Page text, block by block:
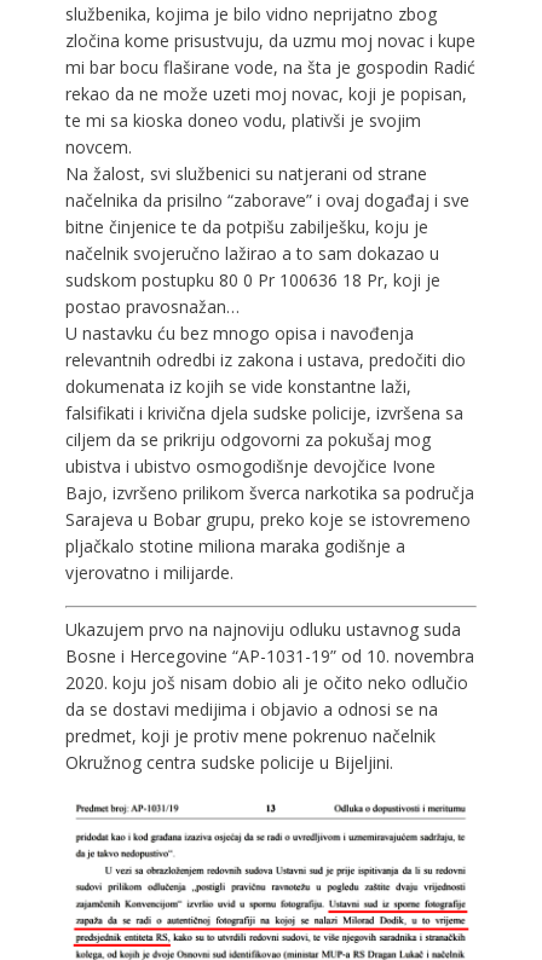
službenika, kojima je bilo vidno neprijatno zbog
zločina kome prisustvuju, da uzmu moj novac i kupe
mi bar bocu flaširane vode, na šta je gospodin Radić
rekao da ne može uzeti moj novac, koji je popisan,
te mi sa kioska doneo vodu, plativši je svojim
novcem.
Na žalost, svi službenici su natjerani od strane
načelnika da prisilno “zaborave” i ovaj događaj i sve
bitne činjenice te da potpišu zabilješku, koju je
načelnik svojeručno lažirao a to sam dokazao u
sudskom postupku 80 0 Pr 100636 18 Pr, koji je
postao pravosnažan…
U nastavku ću bez mnogo opisa i navođenja
relevantnih odredbi iz zakona i ustava, predočiti dio
dokumenata iz kojih se vide konstantne laži,
falsifikati i krivična djela sudske policije, izvršena sa
ciljem da se prikriju odgovorni za pokušaj mog
ubistva i ubistvo osmogodišnje devojčice Ivone
Bajo, izvršeno prilikom šverca narkotika sa područja
Sarajeva u Bobar grupu, preko koje se istovremeno
pljačkalo stotine miliona maraka godišnje a
vjerovatno i milijarde.
Ukazujem prvo na najnoviju odluku ustavnog suda
Bosne i Hercegovine “AP-1031-19” od 10. novembra
2020. koju još nisam dobio ali je očito neko odlučio
da se dostavi medijima i objavio a odnosi se na
predmet, koji je protiv mene pokrenuo načelnik
Okružnog centra sudske policije u Bijeljini.